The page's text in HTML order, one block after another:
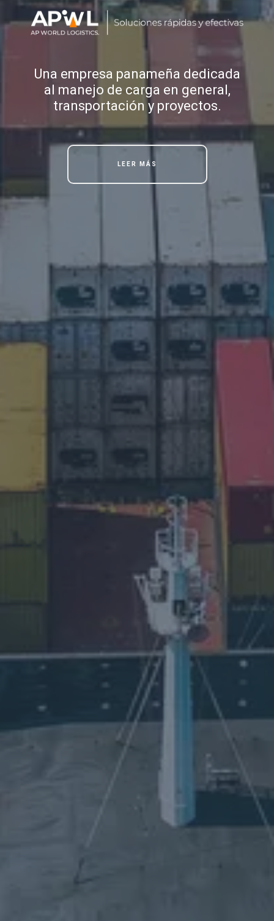
Una empresa panameña dedicada
al manejo de carga en general,
transportación y proyectos.
LEER MÁS